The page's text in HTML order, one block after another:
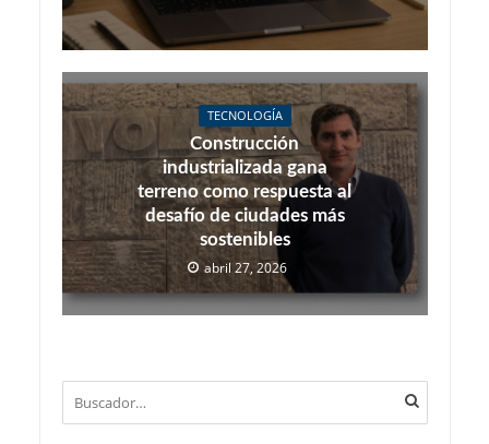
TECNOLOGÍA
Construcción
industrializada gana
terreno como respuesta al
desafío de ciudades más
sostenibles
abril 27, 2026